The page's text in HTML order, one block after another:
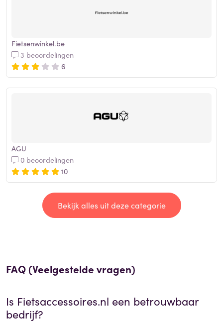
Fietsenwinkel.be
3 beoordelingen
6
AGU
0 beoordelingen
10
Bekijk alles uit deze categorie
FAQ (Veelgestelde vragen)
Is Fietsaccessoires.nl een betrouwbaar
bedrijf?